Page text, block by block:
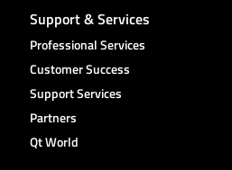
Support & Services
Professional Services
Customer Success
Support Services
Partners
Qt World